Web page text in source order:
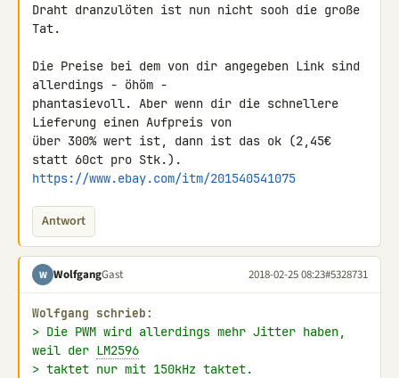
Draht dranzulöten ist nun nicht sooh die große
Tat.
Die Preise bei dem von dir angegeben Link sind
allerdings - öhöm -
phantasievoll. Aber wenn dir die schnellere
Lieferung einen Aufpreis von
über 300% wert ist, dann ist das ok (2,45€
https://www.ebay.com/itm/201540541075
Antwort
W WolfgangGast 2018-02-25 08:23#5328731
Wolfgang schrieb:
> Die PWM wird allerdings mehr Jitter haben,
weil der LM2596
> taktet nur mit 150kHz taktet.